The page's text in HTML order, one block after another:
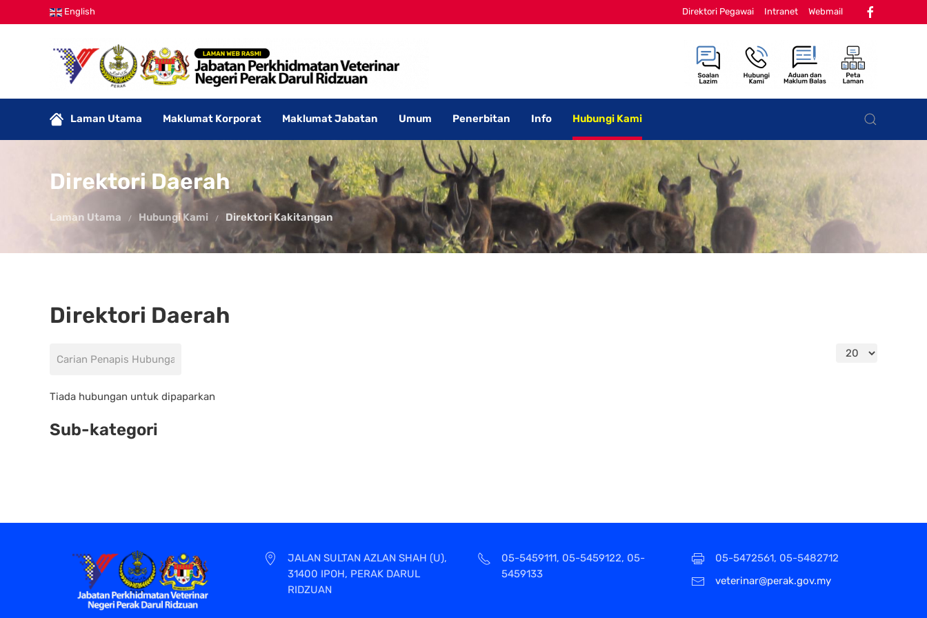
English Direktori Pegawai Intranet Webmail
Laman Utama Maklumat Korporat Maklumat Jabatan Umum Penerbitan Info Hubungi Kami
Direktori Daerah
Laman Utama Hubungi Kami Direktori Kakitangan
Direktori Daerah
Papar #
Tiada hubungan untuk dipaparkan
Sub-kategori
JALAN SULTAN AZLAN SHAH (U),
31400 IPOH, PERAK DARUL
RIDZUAN
05-5459111, 05-5459122, 05-
5459133
05-5472561, 05-5482712
veterinar@perak.gov.my